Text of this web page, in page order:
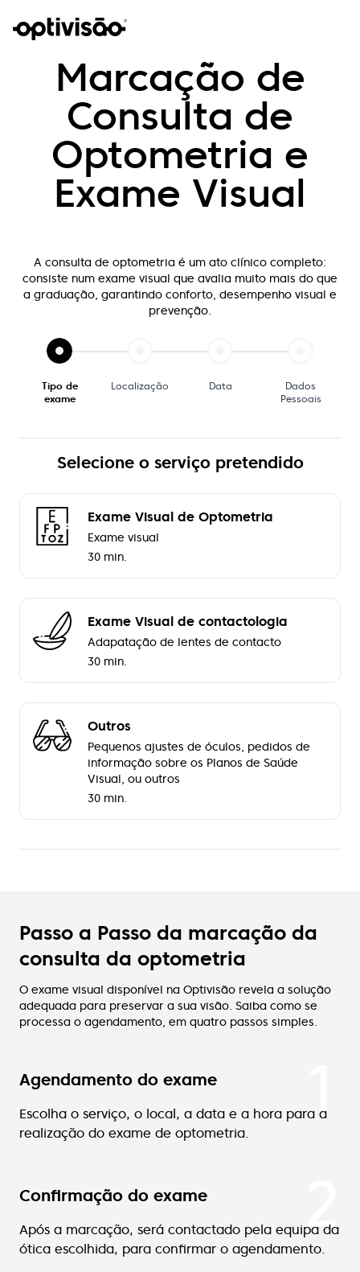
Marcação de
Consulta de
Optometria e
Exame Visual
A consulta de optometria é um ato clínico completo:
consiste num exame visual que avalia muito mais do que
a graduação, garantindo conforto, desempenho visual e
prevenção.
Tipo de
exame
Localização Data
Dados
Pessoais
Selecione o serviço pretendido
Exame Visual de Optometria
Exame visual
30 min.
Exame Visual de contactologia
Adapatação de lentes de contacto
30 min.
Outros
Pequenos ajustes de óculos, pedidos de
informação sobre os Planos de Saúde
Visual, ou outros
30 min.
Passo a Passo da marcação da
consulta da optometria
O exame visual disponível na Optivisão revela a solução
adequada para preservar a sua visão. Saiba como se
processa o agendamento, em quatro passos simples.
Agendamento do exame
Escolha o serviço, o local, a data e a hora para a
realização do exame de optometria.
1
Confirmação do exame
Após a marcação, será contactado pela equipa da
ótica escolhida, para confirmar o agendamento.
2